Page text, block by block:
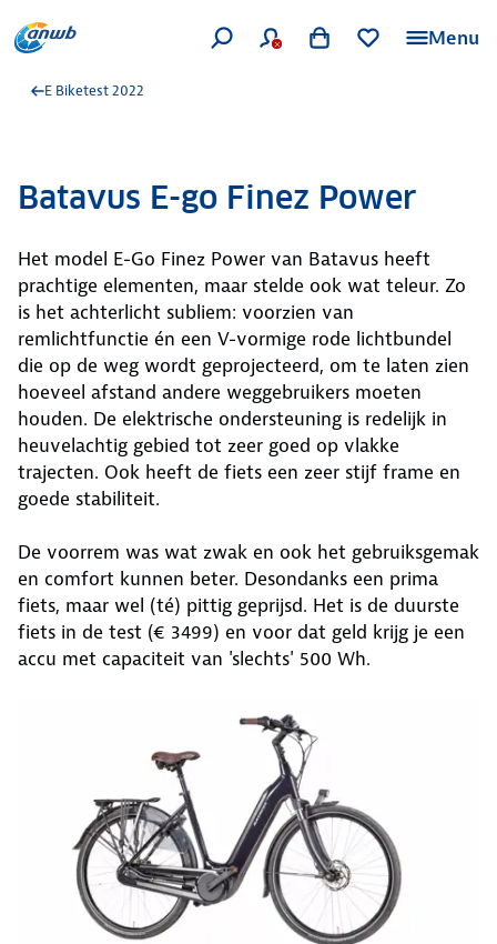
Menu
E Biketest 2022
Batavus E-go Finez Power
Het model E-Go Finez Power van Batavus heeft
prachtige elementen, maar stelde ook wat teleur. Zo
is het achterlicht subliem: voorzien van
remlichtfunctie én een V-vormige rode lichtbundel
die op de weg wordt geprojecteerd, om te laten zien
hoeveel afstand andere weggebruikers moeten
houden. De elektrische ondersteuning is redelijk in
heuvelachtig gebied tot zeer goed op vlakke
trajecten. Ook heeft de fiets een zeer stijf frame en
goede stabiliteit.
De voorrem was wat zwak en ook het gebruiksgemak
en comfort kunnen beter. Desondanks een prima
fiets, maar wel (té) pittig geprijsd. Het is de duurste
fiets in de test (€ 3499) en voor dat geld krijg je een
accu met capaciteit van 'slechts' 500 Wh.